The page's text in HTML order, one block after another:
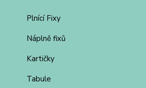
Plnící Fixy
Náplně fixů
Kartičky
Tabule